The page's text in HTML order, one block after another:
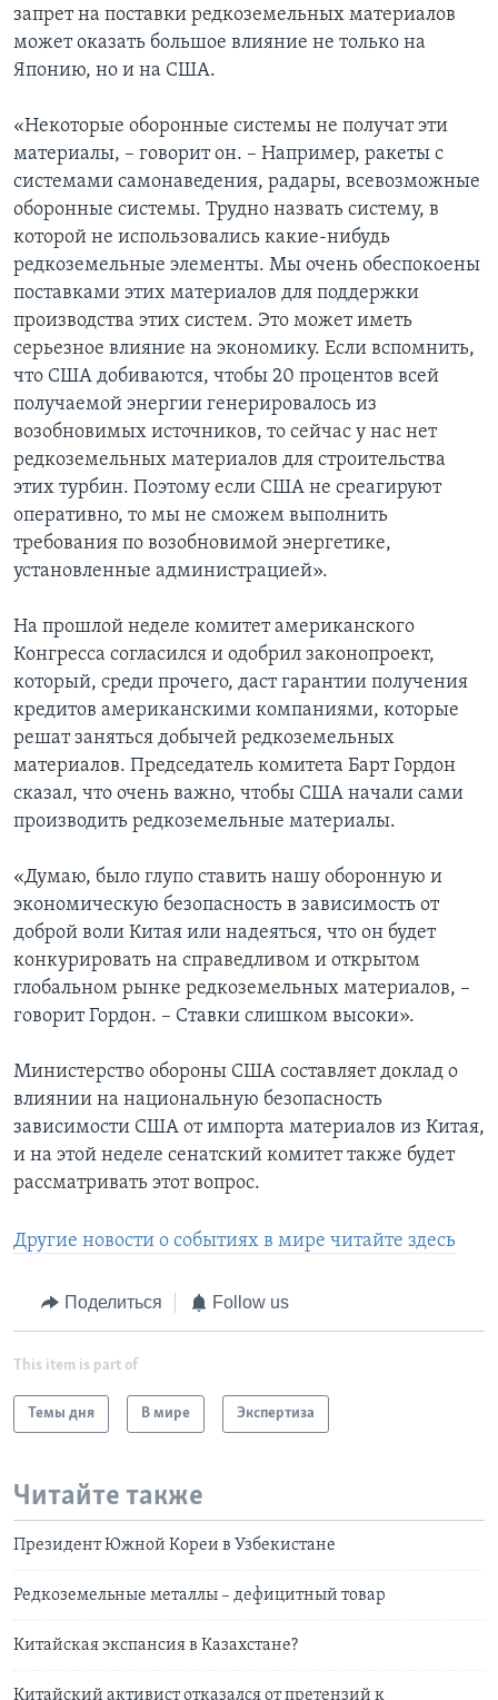
запрет на поставки редкоземельных материалов
может оказать большое влияние не только на
Японию, но и на США.
«Некоторые оборонные системы не получат эти
материалы, – говорит он. – Например, ракеты с
системами самонаведения, радары, всевозможные
оборонные системы. Трудно назвать систему, в
которой не использовались какие-нибудь
редкоземельные элементы. Мы очень обеспокоены
поставками этих материалов для поддержки
производства этих систем. Это может иметь
серьезное влияние на экономику. Если вспомнить,
что США добиваются, чтобы 20 процентов всей
получаемой энергии генерировалось из
возобновимых источников, то сейчас у нас нет
редкоземельных материалов для строительства
этих турбин. Поэтому если США не среагируют
оперативно, то мы не сможем выполнить
требования по возобновимой энергетике,
установленные администрацией».
На прошлой неделе комитет американского
Конгресса согласился и одобрил законопроект,
который, среди прочего, даст гарантии получения
кредитов американскими компаниями, которые
решат заняться добычей редкоземельных
материалов. Председатель комитета Барт Гордон
сказал, что очень важно, чтобы США начали сами
производить редкоземельные материалы.
«Думаю, было глупо ставить нашу оборонную и
экономическую безопасность в зависимость от
доброй воли Китая или надеяться, что он будет
конкурировать на справедливом и открытом
глобальном рынке редкоземельных материалов, –
говорит Гордон. – Ставки слишком высоки».
Министерство обороны США составляет доклад о
влиянии на национальную безопасность
зависимости США от импорта материалов из Китая,
и на этой неделе сенатский комитет также будет
рассматривать этот вопрос.
Другие новости о событиях в мире читайте здесь
Поделиться Follow us
This item is part of
Темы дня В мире Экспертиза
Читайте также
Президент Южной Кореи в Узбекистане
Редкоземельные металлы – дефицитный товар
Китайская экспансия в Казахстане?
Китайский активист отказался от претензий к